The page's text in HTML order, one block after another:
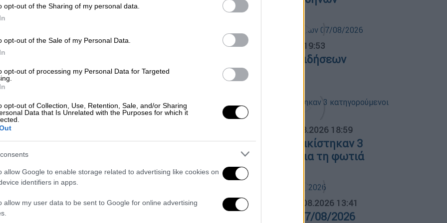
opt-out of the Sharing of my personal data.
opt-out of the Sale of my Personal Data.
opt-out of processing my Personal Data for Targeted
opt-out of Collection, Use, Retention, Sale, and/or Sharing
Data that Is Unrelated with the Purposes for which it
allow Google to enable storage related to advertising like cookies on
identifiers in apps.
allow my user data to be sent to Google for online advertising
Η Λιντς επέστρεψε στην Πρέμιερ
αποθεώθηκε από τον «Τζέιμι
έπειτα από 16 χρόνια και ο Μαρσέλο
Συνεχίζει στον πάγκο της Λιντς ο
Κεντρικό... 07.08.2026 19:53
Κεντρικό δελτίο ειδήσεων
07/08/2026
07.08.2026 18:59
Βοιωτία: Προφυλακίστηκαν 3
κατηγορούμενοι για τη φωτιά
ΑΘΛΗΤΙΚΟ ΔΕΛΤΙΟ 07.08.2026 13:41
Αθλητικό δελτίο 07/08/2026